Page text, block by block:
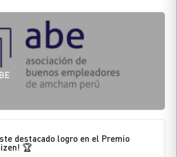
destacado logro en el Premio
🏆